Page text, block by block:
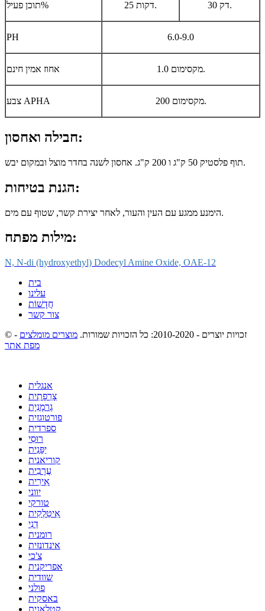
תוכן פעיל% 25 דקות. 30 דק.
PH 6.0-9.0
אחוז אמין חינם 1.0 מקסימום.
צבע APHA 200 מקסימום.
חבילה ואחסון:
תוף פלסטיק 50 ק"ג ו 200 ק"ג. אחסון לשנה בחדר מוצל ובמקום יבש.
הגנת בטיחות:
הימנע ממגע עם העין והעור, לאחר יצירת קשר, שטוף עם מים.
מילות מפתח:
N, N-di (hydroxyethyl) Dodecyl Amine Oxide, OAE-12
בית
עלינו
חֲדָשׁוֹת
צור קשר
© זכויות יוצרים - 2010-2020: כל הזכויות שמורות.
מוצרים מומלצים -
מפת אתר
אנגלית
צָרְפָתִית
גֶרמָנִיָת
פורטוגזית
ספרדית
רוּסִי
יַפָּנִית
קוריאנית
עֲרָבִית
אִירִית
יווני
טורקי
אִיטַלְקִית
דַנִי
רומנית
אינדונזית
צ'כי
אפריקנית
שוודית
פולני
באסקית